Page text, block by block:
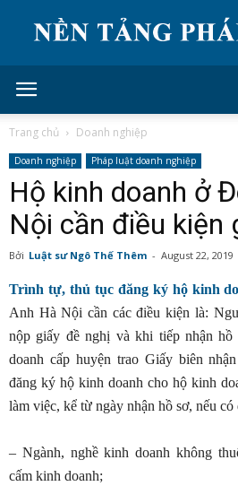
Trang chủ Doanh nghiệp
Doanh nghiệp Pháp luật doanh nghiệp
Hộ kinh doanh ở
Nội cần điều kiện
Bởi Luật sư Ngô Thế Thêm - August 22, 2019
Trình tự, thủ tục đăng ký hộ kinh
Anh Hà Nội cần các điều kiện là:
nộp giấy đề nghị và khi tiếp nhận
doanh cấp huyện trao Giấy biên
đăng ký hộ kinh doanh cho hộ kinh
làm việc, kể từ ngày nhận hồ sơ, nếu có
– Ngành, nghề kinh doanh không
cấm kinh doanh;